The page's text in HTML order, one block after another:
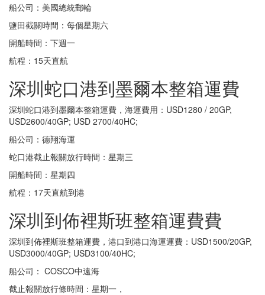
船公司：美國總統郵輪
鹽田截關時間：每個星期六
開船時間：下週一
航程：15天直航
深圳蛇口港到墨爾本整箱運費
深圳蛇口港到墨爾本整箱運費，海運費用：USD1280 / 20GP,
USD2600/40GP; USD 2700/40HC;
船公司：德翔海運
蛇口港截止報關放行時間：星期三
開船時間：星期四
航程：17天直航到港
深圳到佈裡斯班整箱運費費
深圳到佈裡斯班整箱運費，港口到港口海運運費：USD1500/20GP,
USD3000/40GP; USD3100/40HC;
船公司： COSCO中遠海
截止報關放行條時間：星期一，